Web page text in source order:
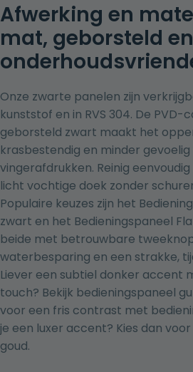
Afwerking en
mat, geborsteld en
Onze zwarte panelen zijn
kunststof en in RVS 304. De
geborsteld zwart maakt het
krasbestendig en minder
vingerafdrukken. Reinig
licht vochtige doek zonder
Populaire keuzes zijn het
zwart en het Bedieningspaneel
beide met betrouwbare
waterbesparing en een strakke,
Liever een subtiel donker accent
touch? Bekijk bedieningspaneel
voor een fris contrast met
je een luxer accent? Kies dan voor
goud.